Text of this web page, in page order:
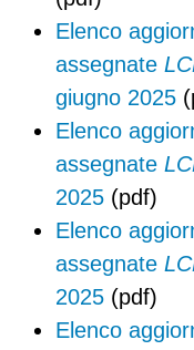
Elenco
assegnate
giugno 2025
Elenco
assegnate
2025 (pdf)
Elenco
assegnate
2025 (pdf)
Elenco